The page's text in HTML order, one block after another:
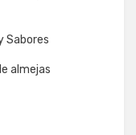
Sabores
almejas